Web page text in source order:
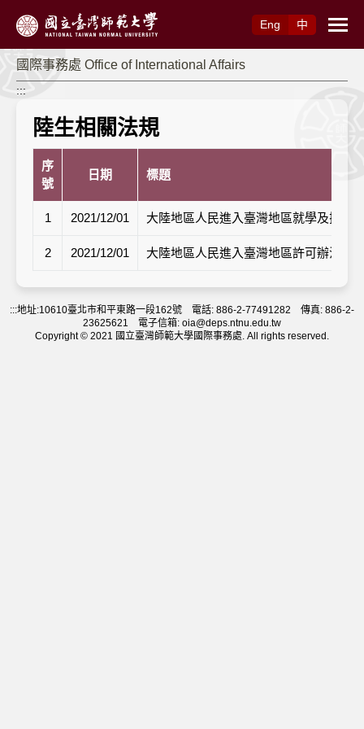
Eng
中
國際事務處 Office of International Affairs
:::
陸生相關法規
序
號
日期 標題
1 2021/12/01 大陸地區人民進入臺灣地區就學及探親
2 2021/12/01 大陸地區人民進入臺灣地區許可辦法
:::地址:10610臺北市和平東路一段162號 電話: 886-2-77491282 傳真: 886-2-
23625621 電子信箱: oia@deps.ntnu.edu.tw
Copyright © 2021 國立臺灣師範大學國際事務處. All rights reserved.